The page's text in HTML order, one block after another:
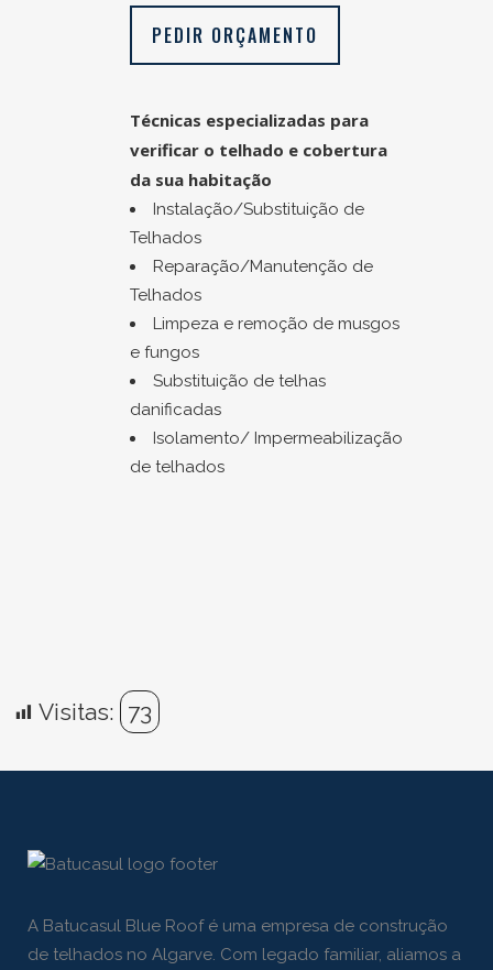
PEDIR ORÇAMENTO
Técnicas especializadas para
verificar o telhado e cobertura
da sua habitação
Instalação/Substituição de
Telhados
Reparação/Manutenção de
Telhados
Limpeza e remoção de musgos
e fungos
Substituição de telhas
danificadas
Isolamento/ Impermeabilização
de telhados
Visitas: 73
A Batucasul Blue Roof é uma empresa de construção
de telhados no Algarve. Com legado familiar, aliamos a